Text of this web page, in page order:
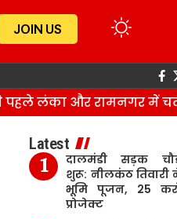
JOIN US
लंका और रामनगर में
Latest
दालमंडी सड़क
शुरू: नीलकंठ तिवारी
भूमि पूजन, 25
प्रोजेक्ट